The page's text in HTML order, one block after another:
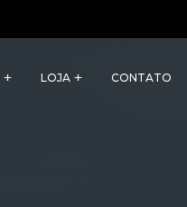
LOJA CONTATO